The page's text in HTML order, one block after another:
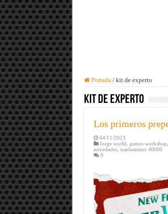
Portada / kit de experto
kit de experto
Los primeros
04/11/2023
forge world games workshop
novedades, warhammer 40000
0